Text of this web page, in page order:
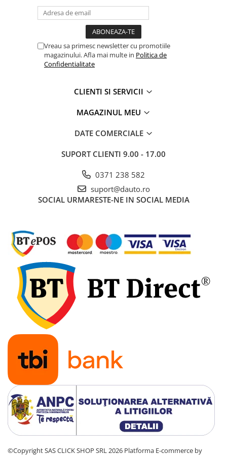
Electrice auto, camioane si remorci
Borne si Conectori Baterie Auto
Cabluri Multifilare Auto
Comutatoare si intrerupatoare
Conectori Cabluri si Izolatie Auto
Instalatii Electrice pentru Remorci
Prize bricheta & USB
Prize, stechere si mufe auto
Conectori instalatii electrice auto,
camion si remorca
pini
Prize si stechere remorca, 7/13 pini
Prize, stechere si adaptoare
remorca N/S, 7/15 Pini
Relee auto
Sigurante Auto
Socluri pentru becuri auto
Suporturi si socluri sigurante auto
Sprayuri, intretinere si cosmetica
auto
Aditivi auto
Cosmetica interior si exterior auto
Degripante, lubrifianti, creme si
adezivi
Vopsea spray si antifoane
lampă ceață:: 12V / 24V = 2W / 4W;
Vreau sa primesc newsletter cu promotiile
magazinului. Afla mai multe in Politica de
Confidentialitate
CLIENTI SI SERVICII
MAGAZINUL MEU
DATE COMERCIALE
SUPORT CLIENTI 9.00 - 17.00
0371 238 582
suport@dauto.ro
SOCIAL URMARESTE-NE IN SOCIAL MEDIA
©Copyright SAS CLICK SHOP SRL 2026 Platforma E-commerce by